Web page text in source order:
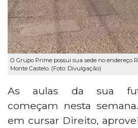
O Grupo Prime possui sua sede no endereço
Monte Castelo. (Foto: Divulgação)
As aulas da sua
começam nesta
em cursar Direito,